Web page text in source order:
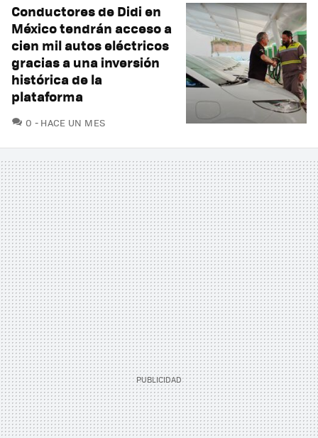
Conductores de Didi en
México tendrán acceso a
cien mil autos eléctricos
gracias a una inversión
histórica de la
plataforma
0 COMENTARIOS
HACE UN MES